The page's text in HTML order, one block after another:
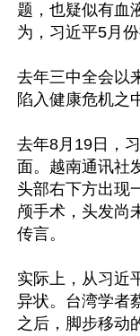
题，也疑似有血
为，习近平5月份
去年三中全会以
陷入健康危机之
去年8月19日，
面。越南通讯社
头部右下方出现
颅手术，头发尚
传言。
实际上，从习近
异状。台湾学者
之后，脚步移动